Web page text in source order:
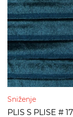
Sniženje
PLIS S PLISE #